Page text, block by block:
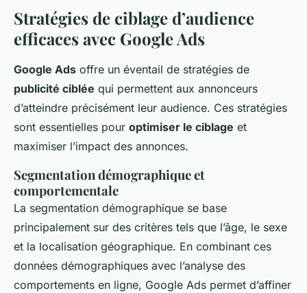
Stratégies de ciblage d’audience
efficaces avec Google Ads
Google Ads offre un éventail de stratégies de
publicité ciblée qui permettent aux annonceurs
d’atteindre précisément leur audience. Ces stratégies
sont essentielles pour optimiser le ciblage et
maximiser l’impact des annonces.
Segmentation démographique et
comportementale
La segmentation démographique se base
principalement sur des critères tels que l’âge, le sexe
et la localisation géographique. En combinant ces
données démographiques avec l’analyse des
comportements en ligne, Google Ads permet d’affiner